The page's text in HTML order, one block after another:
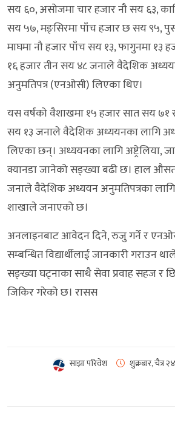
सय ६०, असोजमा चार हजार नौ सय ६३,
सय ५७, मङ्सिरमा पाँच हजार छ सय ९५,
माघमा नौ हजार पाँच सय १३, फागुनमा १३
१६ हजार तीन सय ४८ जनाले वैदेशिक
अनुमतिपत्र (एनओसी) लिएका थिए।
यस वर्षको वैशाखमा १५ हजार सात सय
सय १३ जनाले वैदेशिक अध्ययनका लागि
लिएका छन्। अध्ययनका लागि अष्ट्रेलिया,
क्यानडा जानेको सङ्ख्या बढी छ। हाल
जनाले वैदेशिक अध्ययन अनुमतिपत्रका
शाखाले जनाएको छ।
अनलाइनबाट आवेदन दिने, रुजु गर्ने र
सम्बन्धित विद्यार्थीलाई जानकारी गराउन
सङ्ख्या घट्नाका साथै सेवा प्रवाह सहज र
जिकिर गरेको छ। रासस
साझा परिवेश शुक्रबार, चैत्र